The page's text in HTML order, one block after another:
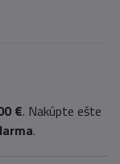
€. Nakúpte ešte
.